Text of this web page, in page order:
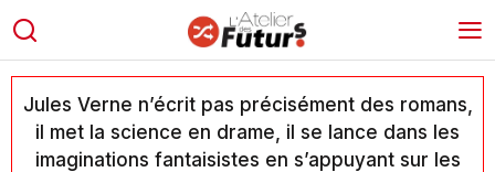
Jules Verne n’écrit pas précisément des romans,
il met la science en drame, il se lance dans les
imaginations fantaisistes en s’appuyant sur les